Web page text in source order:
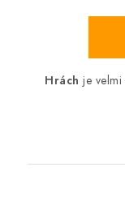
Hrách je